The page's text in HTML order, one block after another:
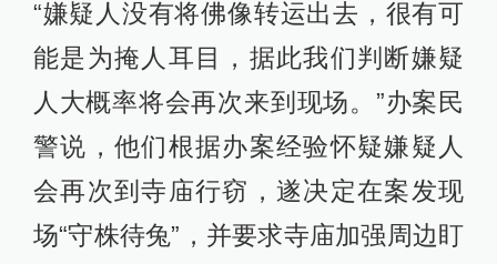
“嫌疑人没有将佛像转运出去，很有可
能是为掩人耳目，据此我们判断嫌疑
人大概率将会再次来到现场。”办案民
警说，他们根据办案经验怀疑嫌疑人
会再次到寺庙行窃，遂决定在案发现
场“守株待兔”，并要求寺庙加强周边盯